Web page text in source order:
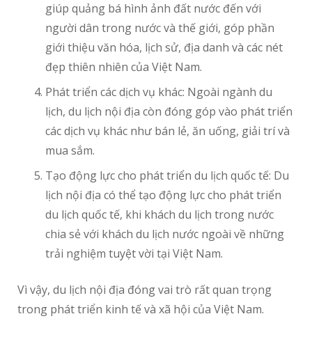
giúp quảng bá hình ảnh đất nước đến với
người dân trong nước và thế giới, góp phần
giới thiệu văn hóa, lịch sử, địa danh và các nét
đẹp thiên nhiên của Việt Nam.
Phát triển các dịch vụ khác: Ngoài ngành du
lịch, du lịch nội địa còn đóng góp vào phát triển
các dịch vụ khác như bán lẻ, ăn uống, giải trí và
mua sắm.
Tạo động lực cho phát triển du lịch quốc tế: Du
lịch nội địa có thể tạo động lực cho phát triển
du lịch quốc tế, khi khách du lịch trong nước
chia sẻ với khách du lịch nước ngoài về những
trải nghiệm tuyệt vời tại Việt Nam.
Vì vậy, du lịch nội địa đóng vai trò rất quan trọng
trong phát triển kinh tế và xã hội của Việt Nam.